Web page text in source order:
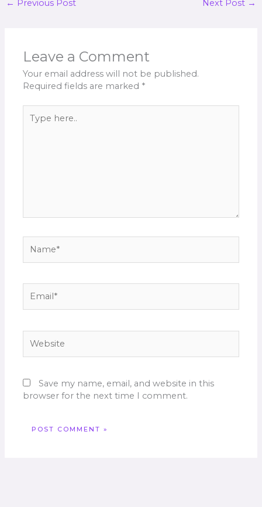
← Previous Post Next Post →
Leave a Comment
Your email address will not be published.
Required fields are marked *
here..
Save my name, email, and website in this
browser for the next time I comment.